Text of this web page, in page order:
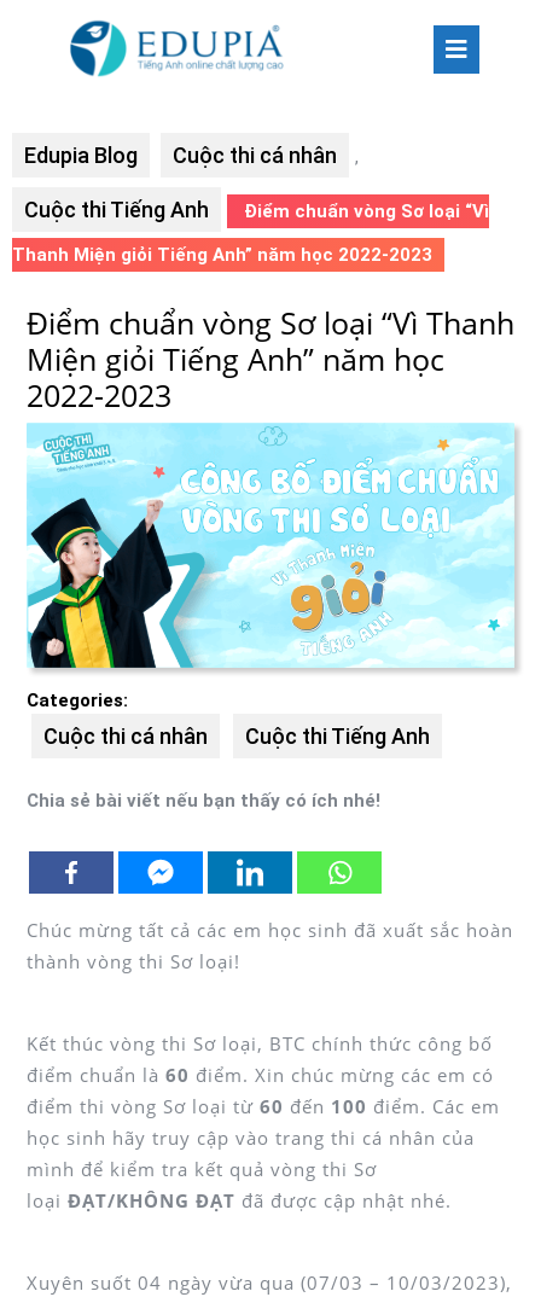
Edupia Blog Cuộc thi cá nhân ,
Cuộc thi Tiếng Anh
Điểm chuẩn vòng Sơ loại “Vì
Thanh Miện giỏi Tiếng Anh” năm học 2022-2023
Điểm chuẩn vòng Sơ loại “Vì Thanh
Miện giỏi Tiếng Anh” năm học
2022-2023
Categories:
Cuộc thi cá nhân Cuộc thi Tiếng Anh
Chia sẻ bài viết nếu bạn thấy có ích nhé!
Chúc mừng tất cả các em học sinh đã xuất sắc hoàn
thành vòng thi Sơ loại!
Kết thúc vòng thi Sơ loại, BTC chính thức công bố
điểm chuẩn là 60 điểm. Xin chúc mừng các em có
điểm thi vòng Sơ loại từ 60 đến 100 điểm. Các em
học sinh hãy truy cập vào trang thi cá nhân của
mình để kiểm tra kết quả vòng thi Sơ
loại ĐẠT/KHÔNG ĐẠT đã được cập nhật nhé.
Xuyên suốt 04 ngày vừa qua (07/03 – 10/03/2023),